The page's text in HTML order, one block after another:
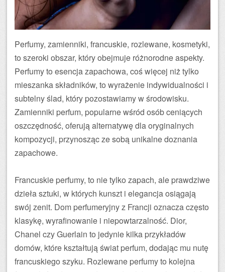
Perfumy, zamienniki, francuskie, rozlewane, kosmetyki,
to szeroki obszar, który obejmuje różnorodne aspekty.
Perfumy to esencja zapachowa, coś więcej niż tylko
mieszanka składników, to wyrażenie indywidualności i
subtelny ślad, który pozostawiamy w środowisku.
Zamienniki perfum, popularne wśród osób ceniących
oszczędność, oferują alternatywę dla oryginalnych
kompozycji, przynosząc ze sobą unikalne doznania
zapachowe.
Francuskie perfumy, to nie tylko zapach, ale prawdziwe
dzieła sztuki, w których kunszt i elegancja osiągają
swój zenit. Dom perfumeryjny z Francji oznacza często
klasykę, wyrafinowanie i niepowtarzalność. Dior,
Chanel czy Guerlain to jedynie kilka przykładów
domów, które kształtują świat perfum, dodając mu nutę
francuskiego szyku. Rozlewane perfumy to kolejna